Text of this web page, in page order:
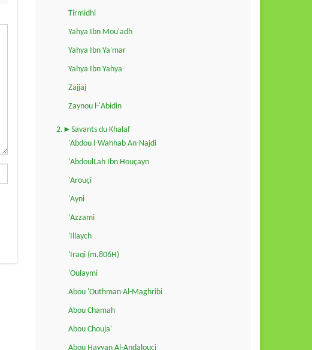
Tirmidhi
Yahya Ibn Mou'adh
Yahya Ibn Ya'mar
Yahya Ibn Yahya
Zajjaj
Zaynou l-'Abidin
2.►Savants du Khalaf
'Abdou l-Wahhab An-Najdi
'AbdoulLah Ibn Houçayn
'Arouçi
'Ayni
'Azzami
'Illaych
'Iraqi (m.806H)
'Oulaymi
Abou 'Outhman Al-Maghribi
Abou Chamah
Abou Chouja'
Abou Hayyan Al-Andalouçi